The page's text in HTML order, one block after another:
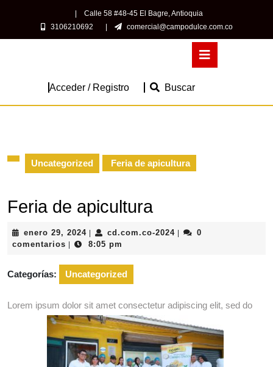
Calle 58 #48-45 El Bagre, Antioquia
3106210692
comercial@campodulce.com.co
Acceder / RegistroAcceder
Buscar
Uncategorized Feria de apicultura
Feria de apicultura
enero 29, 2024enero
29,
cd.com.co-2024cd.com.co-
0
comentarios
8:05 pm
Categorías: Uncategorized
Lorem ipsum dolor sit amet consectetur adipiscing elit, sed do